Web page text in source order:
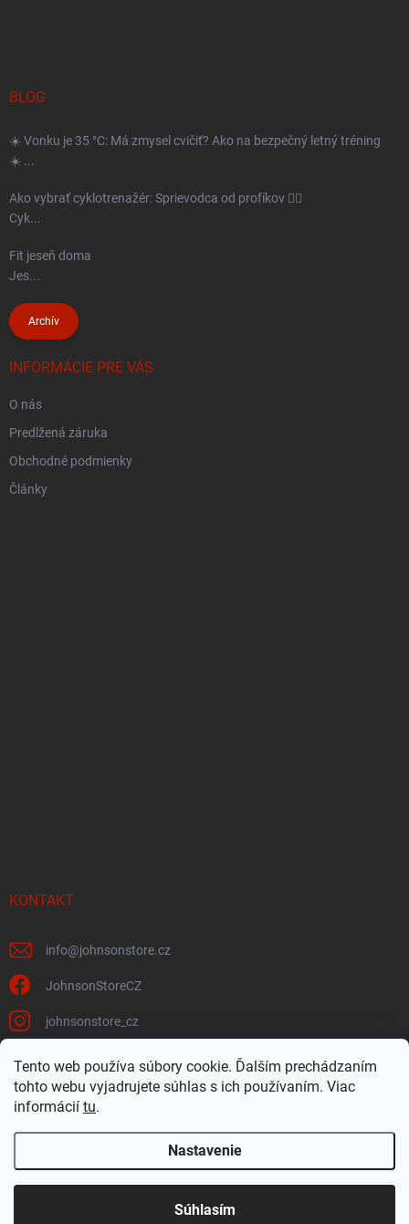
Tento web používa súbory cookie. Ďalším prechádzaním
tohto webu vyjadrujete súhlas s ich používaním. Viac
informácií tu.
Nastavenie
Súhlasím
e
BLOG
☀️ Vonku je 35 °C: Má zmysel cvičiť? Ako na bezpečný letný tréning
☀️ ...
Ako vybrať cyklotrenažér: Sprievodca od profíkov 🚴‍♂️
Cyk...
Fit jeseň doma
Jes...
Archív
INFORMÁCIE PRE VÁS
O nás
Predlžená záruka
Obchodné podmienky
Články
KONTAKT
info@johnsonstore.cz
JohnsonStoreCZ
johnsonstore_cz
Johnson Health Tech CZ & SK Johnsonstore.cz
JohnsonStore.sk. Všetky práva vyhradené.